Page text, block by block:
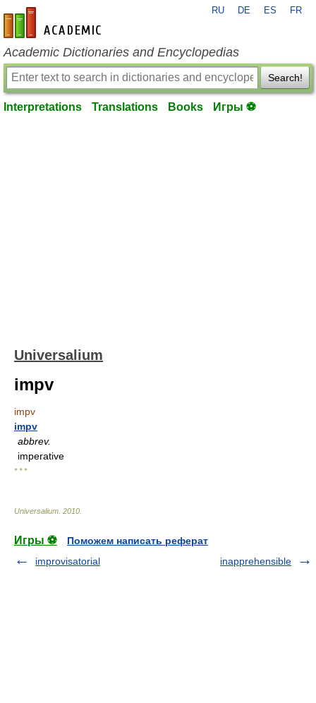
en-academic.com
RU DE ES FR
Academic Dictionaries and Encyclopedias
Search!
Interpretations Translations Books Игры ⚽
Universalium
impv
impv
impv
abbrev.
imperative
* * *
Universalium 2010
Игры ⚽
Поможем написать реферат
improvisatorial
inapprehensible